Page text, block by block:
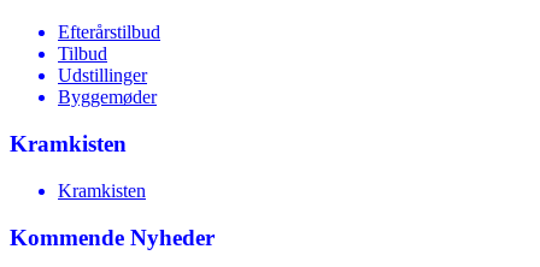
Efterårstilbud
Tilbud
Udstillinger
Byggemøder
Kramkisten
Kramkisten
Kommende Nyheder